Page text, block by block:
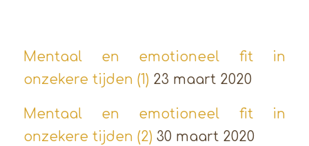
Mentaal en emotioneel fit in
onzekere tijden (1) 23 maart 2020
Mentaal en emotioneel fit in
onzekere tijden (2) 30 maart 2020